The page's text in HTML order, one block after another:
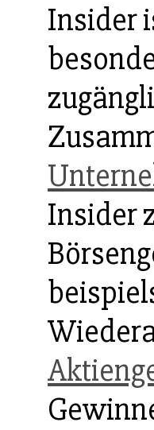
Insider
Insider